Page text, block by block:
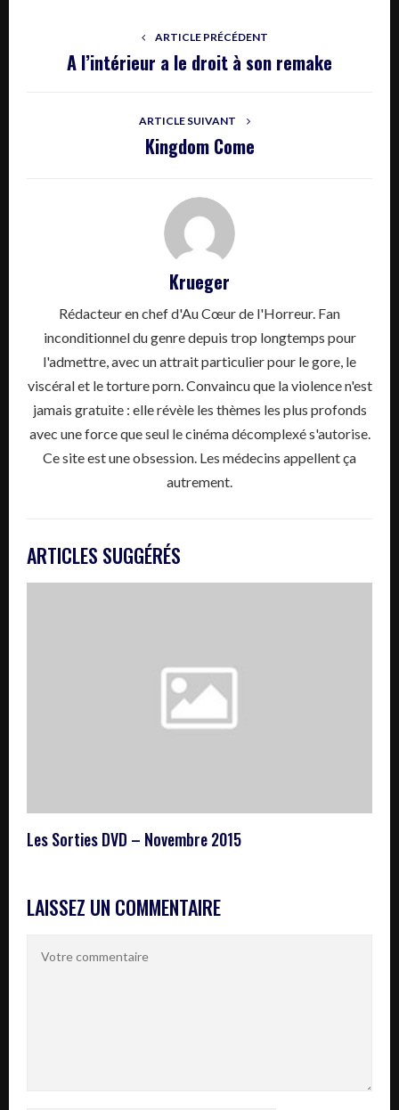
ARTICLE PRÉCÉDENT
A l’intérieur a le droit à son remake
ARTICLE SUIVANT
Kingdom Come
Krueger
Rédacteur en chef d'Au Cœur de l'Horreur. Fan
inconditionnel du genre depuis trop longtemps pour
l'admettre, avec un attrait particulier pour le gore, le
viscéral et le torture porn. Convaincu que la violence n'est
jamais gratuite : elle révèle les thèmes les plus profonds
avec une force que seul le cinéma décomplexé s'autorise.
Ce site est une obsession. Les médecins appellent ça
autrement.
ARTICLES SUGGÉRÉS
Les Sorties DVD – Novembre 2015
LAISSEZ UN COMMENTAIRE